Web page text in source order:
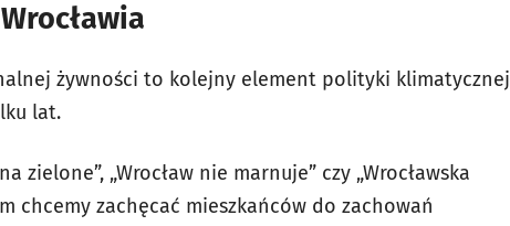
żywności to kolejny element polityki klimatycznej
lat.
zielone”, „Wrocław nie marnuje” czy „Wrocławska
chcemy zachęcać mieszkańców do zachowań